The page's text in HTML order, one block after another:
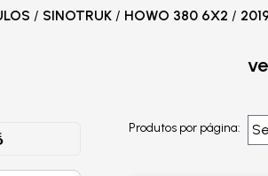
/ SINOTRUK / HOWO 380 6X2 /
Produtos por página: